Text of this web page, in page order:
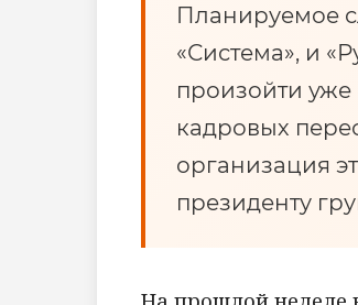
Планируемое
«Система», и
произойти
кадровых
организация
президенту